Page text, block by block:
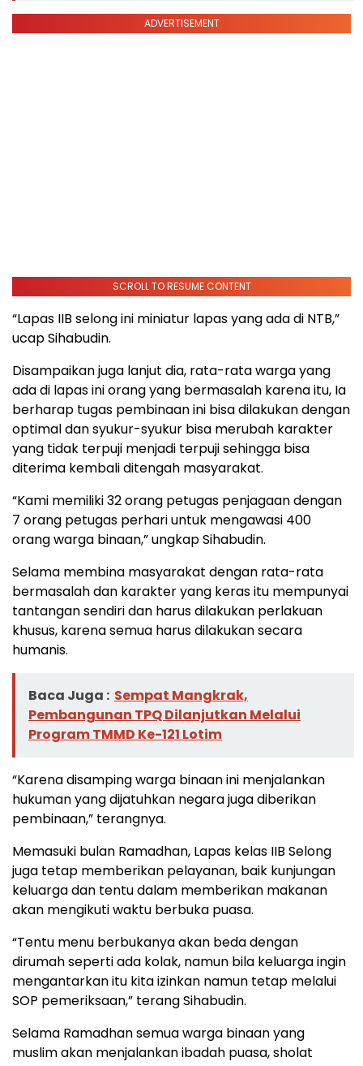
ADVERTISEMENT
SCROLL TO RESUME CONTENT
“Lapas IIB selong ini miniatur lapas yang ada di NTB,”
ucap Sihabudin.
Disampaikan juga lanjut dia, rata-rata warga yang
ada di lapas ini orang yang bermasalah karena itu, Ia
berharap tugas pembinaan ini bisa dilakukan dengan
optimal dan syukur-syukur bisa merubah karakter
yang tidak terpuji menjadi terpuji sehingga bisa
diterima kembali ditengah masyarakat.
“Kami memiliki 32 orang petugas penjagaan dengan
7 orang petugas perhari untuk mengawasi 400
orang warga binaan,” ungkap Sihabudin.
Selama membina masyarakat dengan rata-rata
bermasalah dan karakter yang keras itu mempunyai
tantangan sendiri dan harus dilakukan perlakuan
khusus, karena semua harus dilakukan secara
humanis.
Baca Juga : Sempat Mangkrak,
Pembangunan TPQ Dilanjutkan Melalui
Program TMMD Ke-121 Lotim
“Karena disamping warga binaan ini menjalankan
hukuman yang dijatuhkan negara juga diberikan
pembinaan,” terangnya.
Memasuki bulan Ramadhan, Lapas kelas IIB Selong
juga tetap memberikan pelayanan, baik kunjungan
keluarga dan tentu dalam memberikan makanan
akan mengikuti waktu berbuka puasa.
“Tentu menu berbukanya akan beda dengan
dirumah seperti ada kolak, namun bila keluarga ingin
mengantarkan itu kita izinkan namun tetap melalui
SOP pemeriksaan,” terang Sihabudin.
Selama Ramadhan semua warga binaan yang
muslim akan menjalankan ibadah puasa, sholat